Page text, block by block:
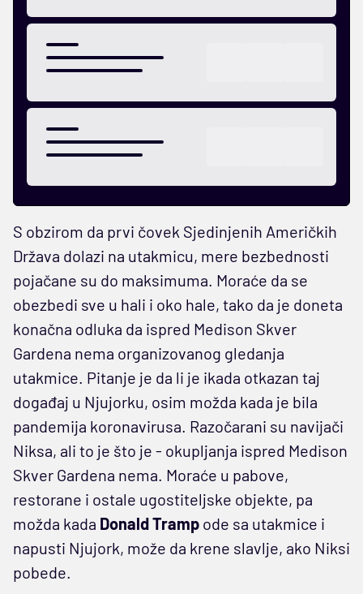
S obzirom da prvi čovek Sjedinjenih Američkih
Država dolazi na utakmicu, mere bezbednosti
pojačane su do maksimuma. Moraće da se
obezbedi sve u hali i oko hale, tako da je doneta
konačna odluka da ispred Medison Skver
Gardena nema organizovanog gledanja
utakmice. Pitanje je da li je ikada otkazan taj
događaj u Njujorku, osim možda kada je bila
pandemija koronavirusa. Razočarani su navijači
Niksa, ali to je što je - okupljanja ispred Medison
Skver Gardena nema. Moraće u pabove,
restorane i ostale ugostiteljske objekte, pa
možda kada Donald Tramp ode sa utakmice i
napusti Njujork, može da krene slavlje, ako Niksi
pobede.